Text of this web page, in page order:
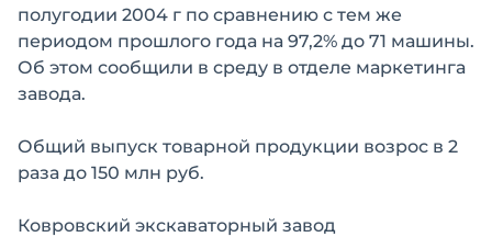
полугодии 2004 г по сравнению с тем же
периодом прошлого года на 97,2% до 71 машины.
Об этом сообщили в среду в отделе маркетинга
завода.
Общий выпуск товарной продукции возрос в 2
раза до 150 млн руб.
Ковровский экскаваторный завод